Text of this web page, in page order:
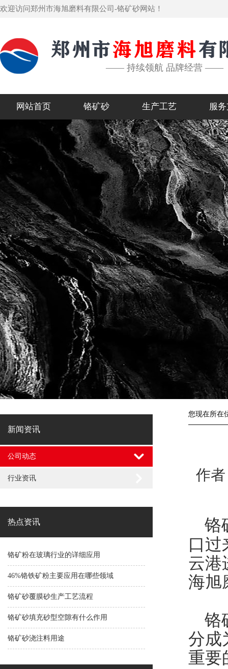
欢迎访问郑州市海旭磨料有限公司-铬矿砂网站！
—— 持续领航 品牌经营 ——
网站首页 铬矿砂 生产工艺 服
新闻资讯
公司动态
行业资讯
热点资讯
铬矿粉在玻璃行业的详细应用
46%铬铁矿粉主要应用在哪些领域
铬矿砂覆膜砂生产工艺流程
铬矿砂填充砂型空隙有什么作用
铬矿砂浇注料用途
您现在所在
作
铬
口过
云港
海旭
铬
分成
重要